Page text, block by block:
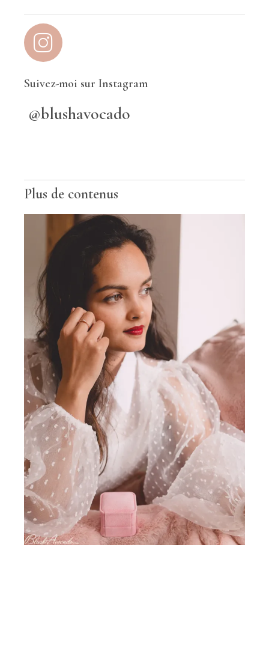
Suivez-moi sur Instagram
@blushavocado
Plus de contenus